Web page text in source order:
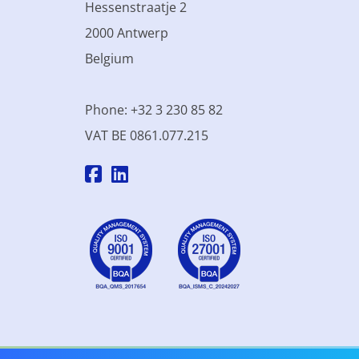
Hessenstraatje 2
2000 Antwerp
Belgium
Phone: +32 3 230 85 82
VAT BE 0861.077.215